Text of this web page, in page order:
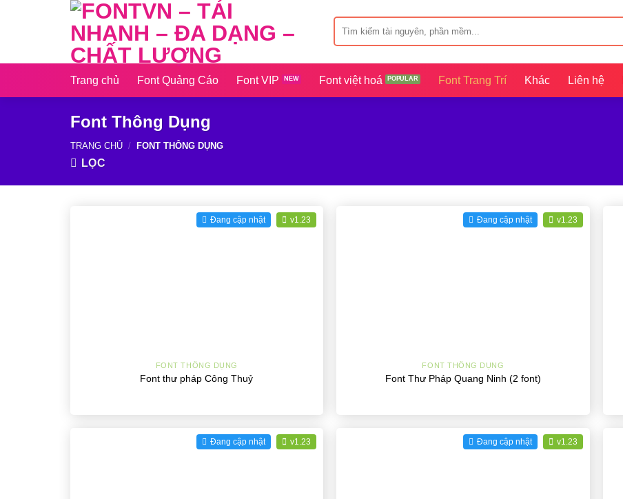
kiếm:
Trang chủ Font Quảng Cáo Font VIP Font việt hoá Font Trang Trí Khác Liên hệ
Font Thông Dụng
TRANG CHỦ / FONT THÔNG DỤNG
LỌC
Đang cập nhật v1.23
FONT THÔNG DỤNG
Font thư pháp Công Thuỷ
Đang cập nhật v1.23
FONT THÔNG DỤNG
Font Thư Pháp Quang Ninh (2 font)
Đang cập nhật v1.23 Đang cập nhật v1.23